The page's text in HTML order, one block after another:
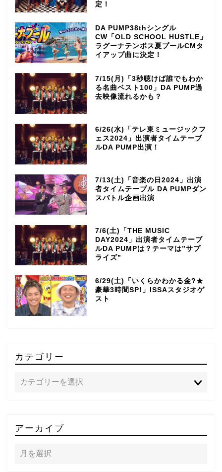
定！
DA PUMP38thシングル
CW「OLD SCHOOL HUSTLE」
ラグーナテンボス夏プールCMタ
イアップ曲に決定！
7/15(月)「3秒聴けば誰でもわか
る名曲ベスト100」DA PUMP過
去映像流れるかも？
6/26(水)「テレ東ミュージックフ
ェス2024」出演者タイムテーブ
ルDA PUMP出演！
7/13(土)「音楽の日2024」出演
者タイムテーブル DA PUMPダン
スバトル企画出演
7/6(土)「THE MUSIC
DAY2024」出演者タイムテーブ
ルDA PUMPは？テーマは”サプ
ライズ”
6/29(土)「いくらかわかる金?★
豪華3時間SP!」ISSAスタジオゲ
スト
カテゴリー
アーカイブ